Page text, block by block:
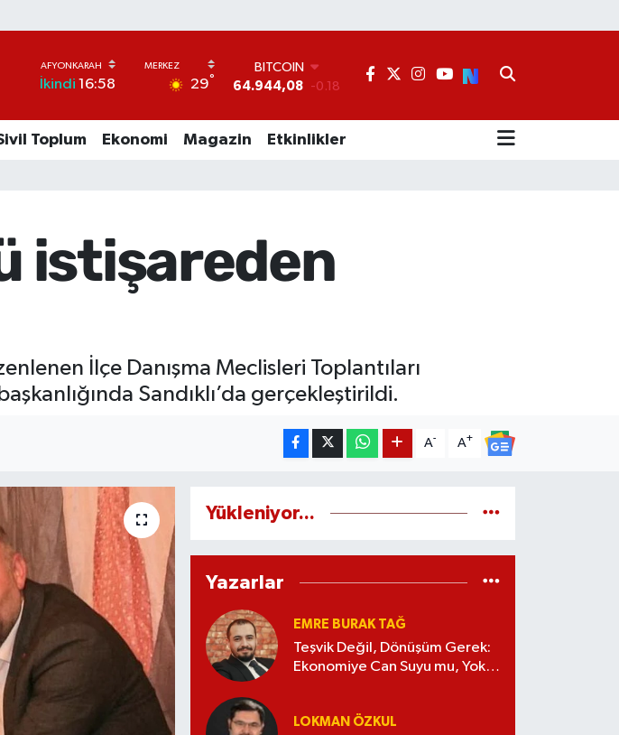
İkindi 16:58 29°
64.944,08
DOLAR
EURO
BİST100
13.779
-14
Toplum Ekonomi Magazin Etkinlikler
istişareden
İlçe Danışma Meclisleri Toplantıları
Sandıklı’da gerçekleştirildi.
A- A+
Yükleniyor...
Yazarlar
EMRE BURAK TAĞ
Teşvik Değil, Dönüşüm Gerek:
Ekonomiye Can Suyu mu, Yoksa
LOKMAN ÖZKUL